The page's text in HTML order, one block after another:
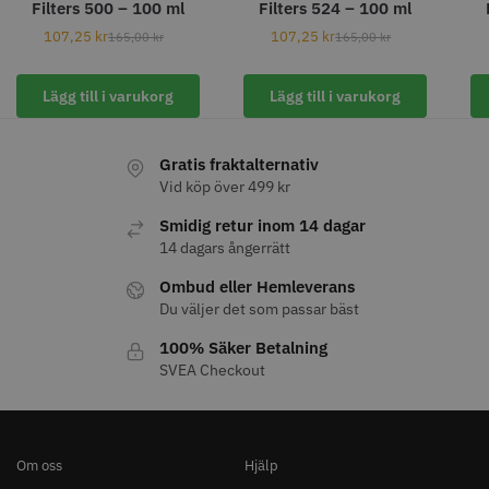
Filters 500 – 100 ml
107,25 kr165,00kr
Lägg till i varukorg
Filters 524 – 100 ml
107,25 kr165,00kr
Lägg till i varukorg
Gratis fraktalternativ
Vid köp över 499 kr
Smidig retur inom 14 dagar
14 dagars ångerrätt
Ombud eller Hemleverans
Du väljer det som passar bäst
100% Säker Betalning
SVEA Checkout
Om oss Hjälp
Info Köp Info
Permanentspole 13 mm x 91
Kyone - Grim Reaper I Single
Foil Shaver
569.00 kr